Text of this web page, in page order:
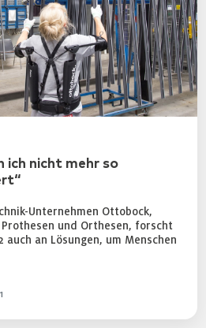
ich nicht mehr so
Unternehmen Ottobock,
und Orthesen, forscht
auch an Lösungen, um Menschen